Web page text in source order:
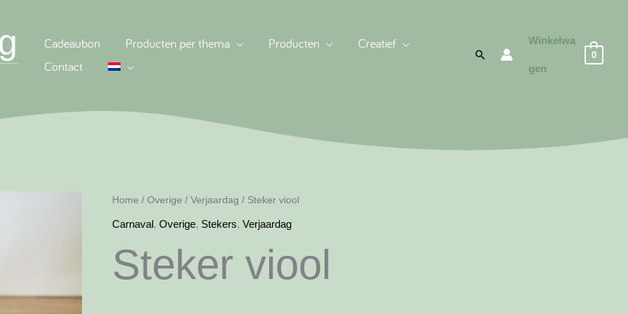
Cadeaubon Producten per thema Producten
Creatief
Contact
Zoeken
Winkelwa
gen
0
Home / Overige / Verjaardag / Steker viool
Carnaval, Overige, Stekers, Verjaardag
Steker viool